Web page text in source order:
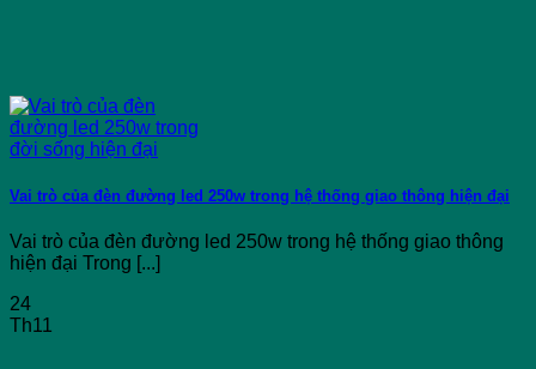
Vai trò của đèn đường led 250w trong hệ thống giao thông hiện đại
Vai trò của đèn đường led 250w trong hệ thống giao thông
hiện đại Trong [...]
24
Th11